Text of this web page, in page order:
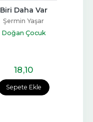
Sepete Ekle
Biri Daha Var
Şermin Yaşar
Doğan Çocuk
18,10